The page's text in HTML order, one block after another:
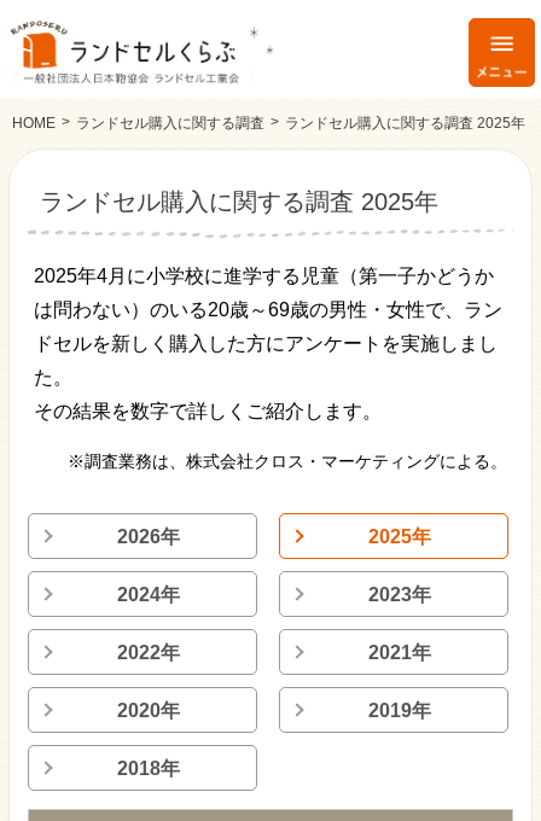
HOME ランドセル購入に関する調査 ランドセル購入に関する調査 2025年
ランドセル購入に関する調査 2025年
2025年4月に小学校に進学する児童（第一子かどうか
は問わない）のいる20歳～69歳の男性・女性で、ラン
ドセルを新しく購入した方にアンケートを実施しまし
た。
その結果を数字で詳しくご紹介します。
※調査業務は、株式会社クロス・マーケティングによる。
2026年 2025年
2024年 2023年
2022年 2021年
2020年 2019年
2018年